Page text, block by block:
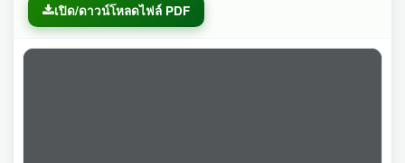
เปิด/ดาวน์โหลดไฟล์ PDF